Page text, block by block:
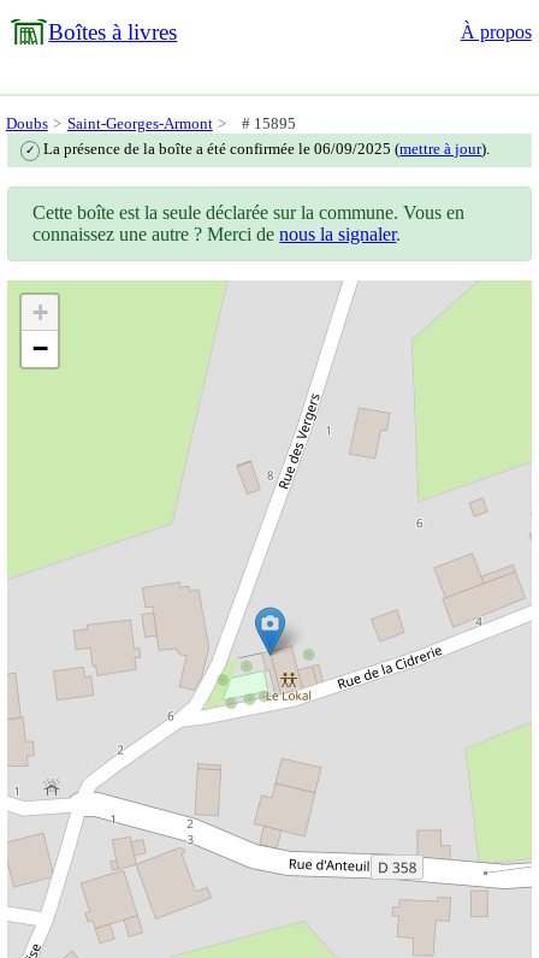
Boîtes à livres À propos
Doubs Saint-Georges-Armont # 15895
✓ La présence de la boîte a été confirmée le 06/09/2025 (mettre à jour).
Cette boîte est la seule déclarée sur la commune. Vous en
connaissez une autre ? Merci denous la signaler.
+
−